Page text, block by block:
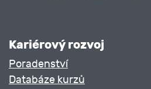
Kariérový rozvoj
Poradenství
Databáze kurzů